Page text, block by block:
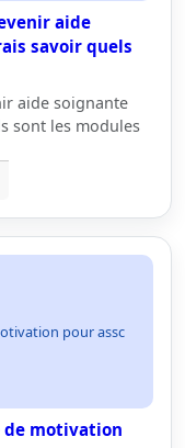
aide
savoir quels
aide soignante
sont les modules
pour assc
de motivation